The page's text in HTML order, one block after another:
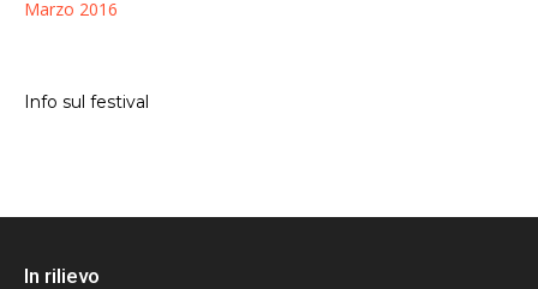
Marzo 2016
Info sul festival
In rilievo